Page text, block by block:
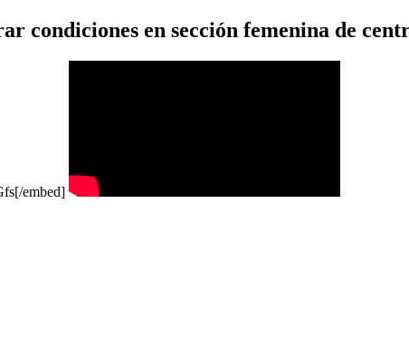
condiciones en sección femenina de
embed]